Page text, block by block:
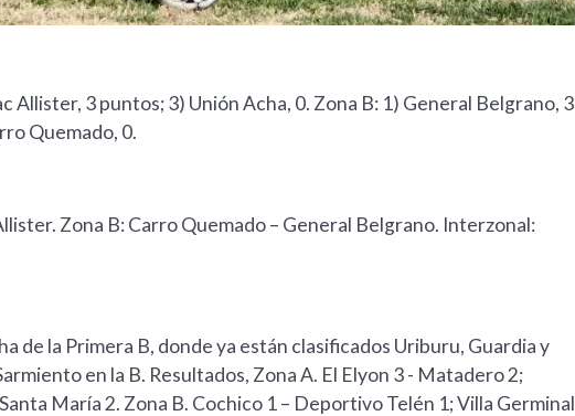
3 puntos; 3) Unión Acha, 0. Zona B: 1) General Belgrano, 3
Quemado, 0.
Zona B: Carro Quemado – General Belgrano. Interzonal:
de la Primera B, donde ya están clasificados Uriburu, Guardia y
en la B. Resultados, Zona A. El Elyon 3 - Matadero 2;
María 2. Zona B. Cochico 1 – Deportivo Telén 1; Villa Germinal